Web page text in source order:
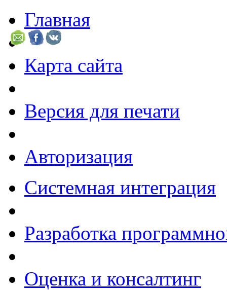
Главная
Карта сайта
Версия для печати
Авторизация
Системная интеграция
Разработка
Оценка и консалтинг